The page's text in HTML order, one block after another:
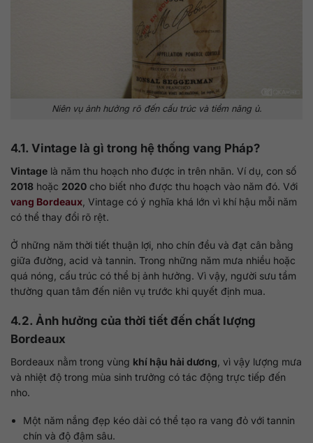
Niên vụ ảnh hưởng rõ đến cấu trúc và tiềm năng ủ.
4.1. Vintage là gì trong hệ thống vang Pháp?
Vintage là năm thu hoạch nho được in trên nhãn. Ví dụ, con số
2018 hoặc 2020 cho biết nho được thu hoạch vào năm đó. Với
vang Bordeaux , Vintage có ý nghĩa khá lớn vì khí hậu mỗi năm
có thể thay đổi rõ rệt.
Ở những năm thời tiết thuận lợi, nho chín đều và đạt cân bằng
giữa đường, acid và tannin. Trong những năm mưa nhiều hoặc
quá nóng, cấu trúc có thể bị ảnh hưởng. Vì vậy, người sưu tầm
thường quan tâm đến niên vụ trước khi quyết định mua.
4.2. Ảnh hưởng của thời tiết đến chất lượng
Bordeaux
Bordeaux nằm trong vùng khí hậu hải dương , vì vậy lượng mưa
và nhiệt độ trong mùa sinh trưởng có tác động trực tiếp đến
nho.
Một năm nắng đẹp kéo dài có thể tạo ra vang đỏ với tannin
chín và độ đậm sâu.